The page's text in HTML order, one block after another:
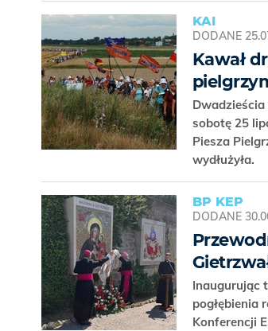
KAI
DODANE
Kawał
sobotę 25
Piesza
wydłużyła.
BP KEP
DODANE
Inaugurując
pogłębienia
Konferencji